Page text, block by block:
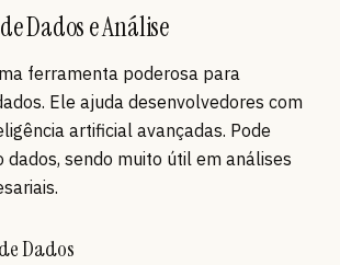
Dados e Análise
ferramenta poderosa para
Ele ajuda desenvolvedores com
artificial avançadas. Pode
dados, sendo muito útil em análises
Dados